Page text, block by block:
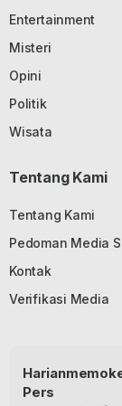
Entertainment
Misteri
Opini
Politik
Wisata
Tentang Kami
Tentang Kami
Pedoman Media
Kontak
Verifikasi Media
Pers